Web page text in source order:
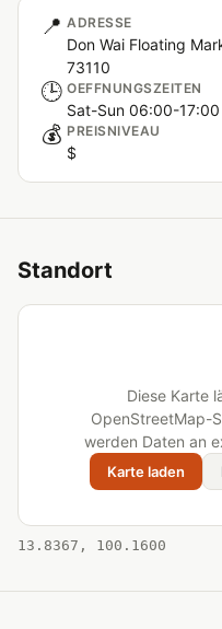
📍 ADRESSE
Don Wai Floating
73110
🕒 OEFFNUNGSZEITEN
Sat-Sun 06:00-17:00
💰 PREISNIVEAU
$
Standort
Diese Karte
OpenStreetMap-
werden Daten an
Karte laden
13.8367, 100.1600